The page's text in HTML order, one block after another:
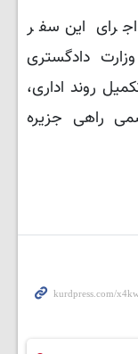
اجرای این سفر
دادگستری
روند اداری،
راهی جزیره